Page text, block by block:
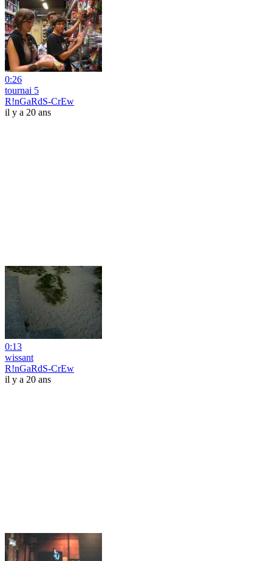
0:26
tournai 5
R!nGaRdS-CrEw
il y a 20 ans
0:13
wissant
R!nGaRdS-CrEw
il y a 20 ans